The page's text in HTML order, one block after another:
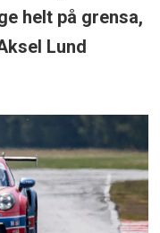
helt på grensa,
Lund